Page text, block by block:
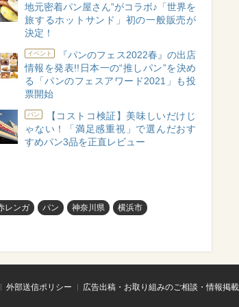
地元密着パン屋さん”がコラボ♪「世界を
旅するホットサンド」初の一般販売が
決定！
イベント
『パンのフェス2022春』の出店
情報を発表!!日本一の“推しパン”を決め
る「パンのフェスアワード2021」も投
票開始
パン
【コストコ検証】美味しいだけじ
ゃない！「満足感重視」で選んだおす
すめパン3品を正直レビュー
レンガ パン 神奈川県 横浜市
外部送信ポリシー
広告出稿・お取り組みのご相談・情報掲